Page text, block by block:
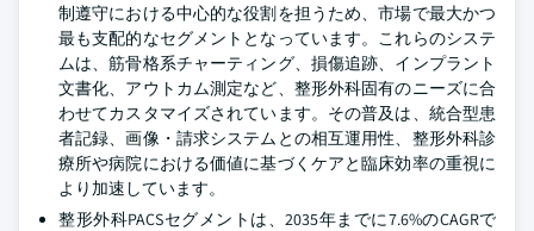
制遵守における中心的な役割を担うため、市場で最大かつ
最も支配的なセグメントとなっています。これらのシステ
ムは、筋骨格系チャーティング、損傷追跡、インプラント
文書化、アウトカム測定など、整形外科固有のニーズに合
わせてカスタマイズされています。その普及は、統合型患
者記録、画像・請求システムとの相互運用性、整形外科診
療所や病院における価値に基づくケアと臨床効率の重視に
より加速しています。
整形外科PACSセグメントは、2035年までに7.6%のCAGRで